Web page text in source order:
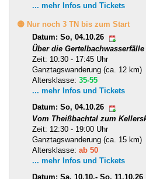
... mehr Infos und Tickets
🟡 Nur noch 3 TN bis zum Start
Datum: So, 04.10.26
Über die
Zeit: 10:30 - 17:45 Uhr
Ganztagswanderung (ca. 12 km)
Altersklasse: 35-55
... mehr Infos und Tickets
Datum: So, 04.10.26
Vom Theißbachtal zum
Zeit: 12:30 - 19:00 Uhr
Ganztagswanderung (ca. 15 km)
Altersklasse: ab 50
... mehr Infos und Tickets
Datum: Sa, 10.10.- So, 11.10.26